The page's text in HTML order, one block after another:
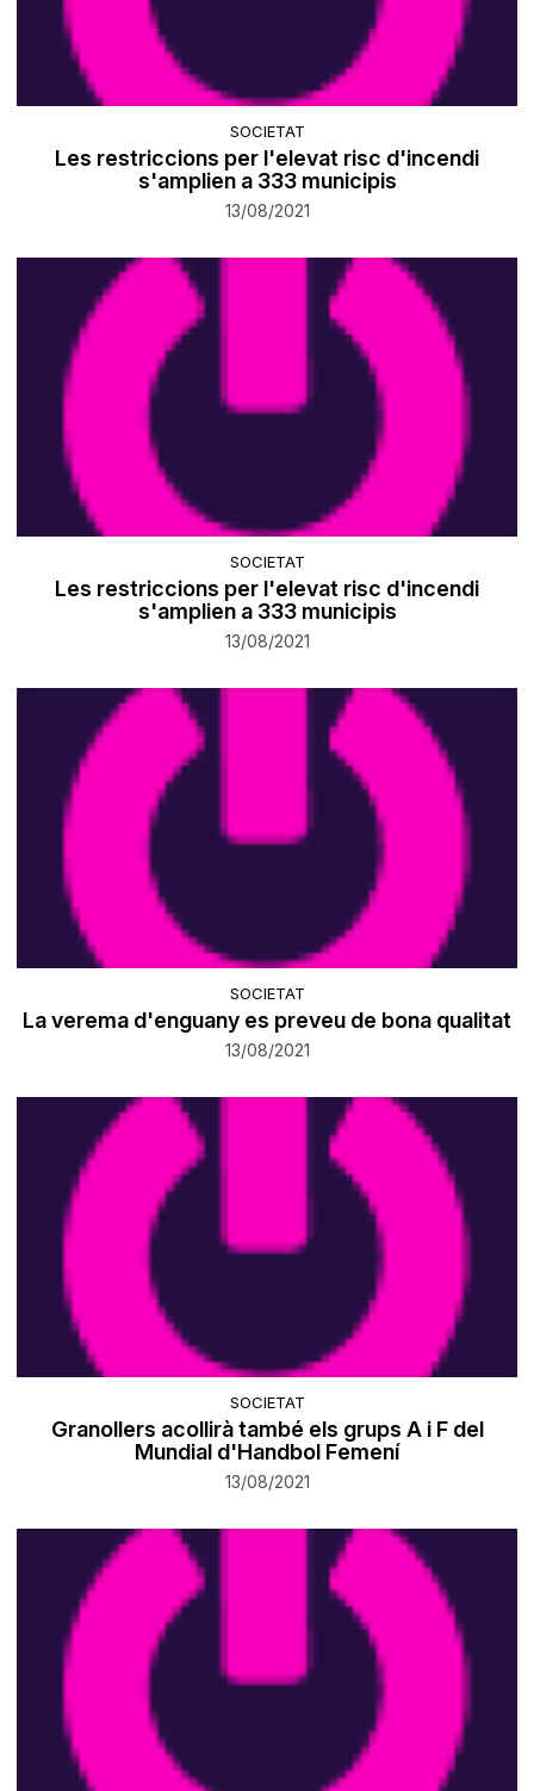
SOCIETAT
Les restriccions per l'elevat risc d'incendi
s'amplien a 333 municipis
13/08/2021
SOCIETAT
Les restriccions per l'elevat risc d'incendi
s'amplien a 333 municipis
13/08/2021
SOCIETAT
La verema d'enguany es preveu de bona qualitat
13/08/2021
SOCIETAT
Granollers acollirà també els grups A i F del
Mundial d'Handbol Femení
13/08/2021